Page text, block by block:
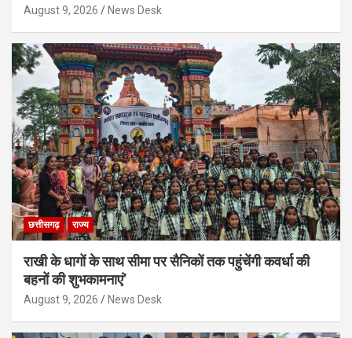
August 9, 2026 News Desk
छत्तीसगढ़ राज्य
राखी के धागों के साथ सीमा पर सैनिकों तक पहुंचेंगी कवर्धा की
बहनों की शुभकामनाएं’
August 9, 2026 News Desk